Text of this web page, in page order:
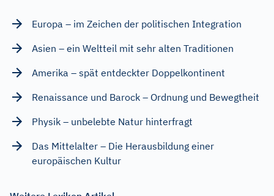
Europa – im Zeichen der politischen Integration
Asien – ein Weltteil mit sehr alten Traditionen
Amerika – spät entdeckter Doppelkontinent
Renaissance und Barock – Ordnung und Bewegtheit
Physik – unbelebte Natur hinterfragt
Das Mittelalter – Die Herausbildung einer
europäischen Kultur